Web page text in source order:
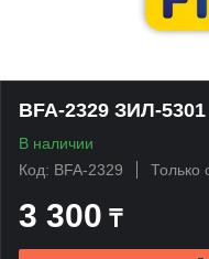
BFA-2329 ЗИЛ-
В наличии
Код: BFA-2329
Только
3 300 ₸